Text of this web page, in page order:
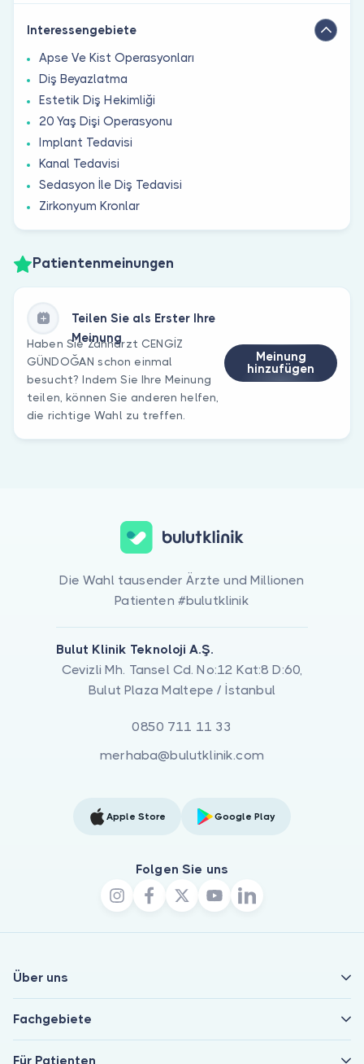
Interessengebiete
Apse Ve Kist Operasyonları
Diş Beyazlatma
Estetik Diş Hekimliği
20 Yaş Dişi Operasyonu
Implant Tedavisi
Kanal Tedavisi
Sedasyon İle Diş Tedavisi
Zirkonyum Kronlar
Patientenmeinungen
Teilen Sie als Erster Ihre
Meinung
Haben Sie Zahnarzt CENGİZ
GÜNDOĞAN schon einmal
besucht? Indem Sie Ihre Meinung
teilen, können Sie anderen helfen,
die richtige Wahl zu treffen.
Meinung
hinzufügen
Die Wahl tausender Ärzte und Millionen
Patienten #bulutklinik
Bulut Klinik Teknoloji A.Ş.
Cevizli Mh. Tansel Cd. No:12 Kat:8 D:60,
Bulut Plaza Maltepe / İstanbul
0850 711 11 33
merhaba@bulutklinik.com
Apple Store Google Play
Folgen Sie uns
Über uns
Fachgebiete
Für Patienten